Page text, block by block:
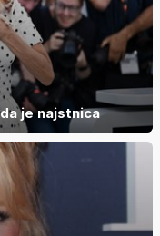
je najstnica